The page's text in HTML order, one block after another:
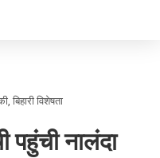
बिहारी विशेषता
पहुंची नालंदा